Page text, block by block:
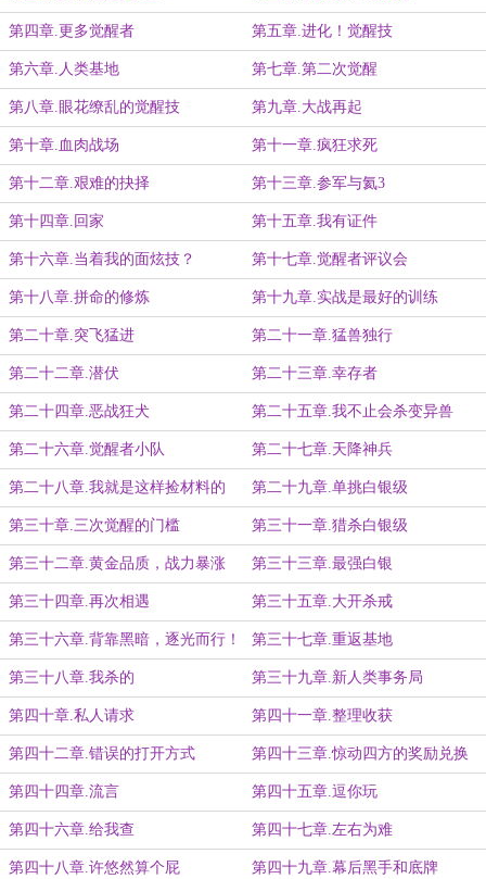
第四章.更多觉醒者 第五章.进化！觉醒技
第六章.人类基地 第七章.第二次觉醒
第八章.眼花缭乱的觉醒技 第九章.大战再起
第十章.血肉战场 第十一章.疯狂求死
第十二章.艰难的抉择 第十三章.参军与氦3
第十四章.回家 第十五章.我有证件
第十六章.当着我的面炫技？ 第十七章.觉醒者评议会
第十八章.拼命的修炼 第十九章.实战是最好的训练
第二十章.突飞猛进 第二十一章.猛兽独行
第二十二章.潜伏 第二十三章.幸存者
第二十四章.恶战狂犬 第二十五章.我不止会杀变异兽
第二十六章.觉醒者小队 第二十七章.天降神兵
第二十八章.我就是这样捡材料的 第二十九章.单挑白银级
第三十章.三次觉醒的门槛 第三十一章.猎杀白银级
第三十二章.黄金品质，战力暴涨 第三十三章.最强白银
第三十四章.再次相遇 第三十五章.大开杀戒
第三十六章.背靠黑暗，逐光而行！ 第三十七章.重返基地
第三十八章.我杀的 第三十九章.新人类事务局
第四十章.私人请求 第四十一章.整理收获
第四十二章.错误的打开方式 第四十三章.惊动四方的奖励兑换
第四十四章.流言 第四十五章.逗你玩
第四十六章.给我查 第四十七章.左右为难
第四十八章.许悠然算个屁 第四十九章.幕后黑手和底牌